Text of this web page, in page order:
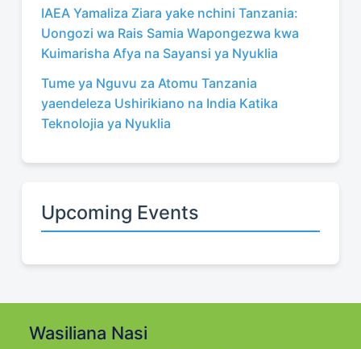
IAEA Yamaliza Ziara yake nchini Tanzania:
Uongozi wa Rais Samia Wapongezwa kwa
Kuimarisha Afya na Sayansi ya Nyuklia
Tume ya Nguvu za Atomu Tanzania
yaendeleza Ushirikiano na India Katika
Teknolojia ya Nyuklia
Upcoming Events
Wasiliana Nasi